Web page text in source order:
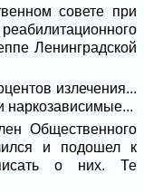
совете при
Ленинградской
излечения...
наркозависимые...
Общественного
и подошел к
о них. Те